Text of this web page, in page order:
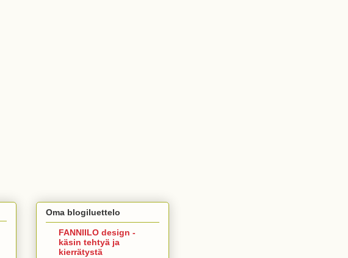
Oma blogiluettelo
FANNIILO design -
käsin tehtyä ja
kierrätystä